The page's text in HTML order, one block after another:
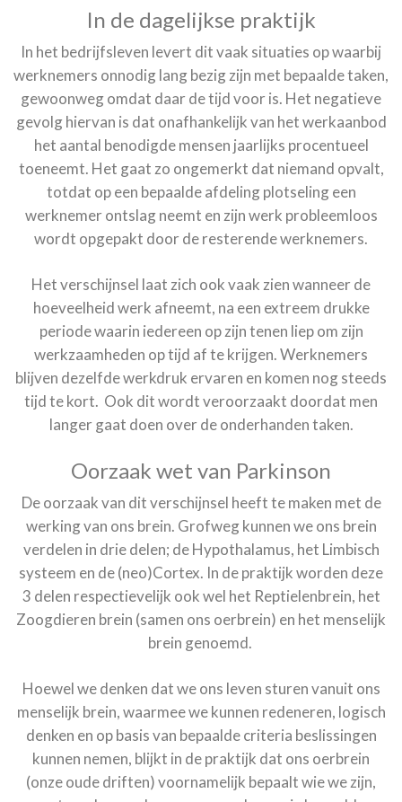
In de dagelijkse praktijk
In het bedrijfsleven levert dit vaak situaties op waarbij
werknemers onnodig lang bezig zijn met bepaalde taken,
gewoonweg omdat daar de tijd voor is. Het negatieve
gevolg hiervan is dat onafhankelijk van het werkaanbod
het aantal benodigde mensen jaarlijks procentueel
toeneemt. Het gaat zo ongemerkt dat niemand opvalt,
totdat op een bepaalde afdeling plotseling een
werknemer ontslag neemt en zijn werk probleemloos
wordt opgepakt door de resterende werknemers.
Het verschijnsel laat zich ook vaak zien wanneer de
hoeveelheid werk afneemt, na een extreem drukke
periode waarin iedereen op zijn tenen liep om zijn
werkzaamheden op tijd af te krijgen. Werknemers
blijven dezelfde werkdruk ervaren en komen nog steeds
tijd te kort. Ook dit wordt veroorzaakt doordat men
langer gaat doen over de onderhanden taken.
Oorzaak wet van Parkinson
De oorzaak van dit verschijnsel heeft te maken met de
werking van ons brein. Grofweg kunnen we ons brein
verdelen in drie delen; de Hypothalamus, het Limbisch
systeem en de (neo)Cortex. In de praktijk worden deze
3 delen respectievelijk ook wel het Reptielenbrein, het
Zoogdieren brein (samen ons oerbrein) en het menselijk
brein genoemd.
Hoewel we denken dat we ons leven sturen vanuit ons
menselijk brein, waarmee we kunnen redeneren, logisch
denken en op basis van bepaalde criteria beslissingen
kunnen nemen, blijkt in de praktijk dat ons oerbrein
(onze oude driften) voornamelijk bepaalt wie we zijn,